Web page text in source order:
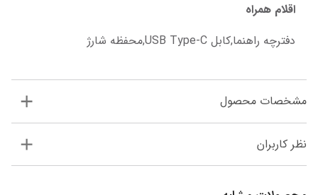
اقلام همراه
دفترچه راهنما,کابل USB Type-C,محفظه شارژ
مشخصات محصول
نظر کاربران